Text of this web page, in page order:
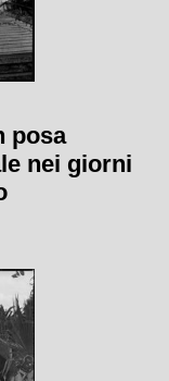
posa
nei giorni